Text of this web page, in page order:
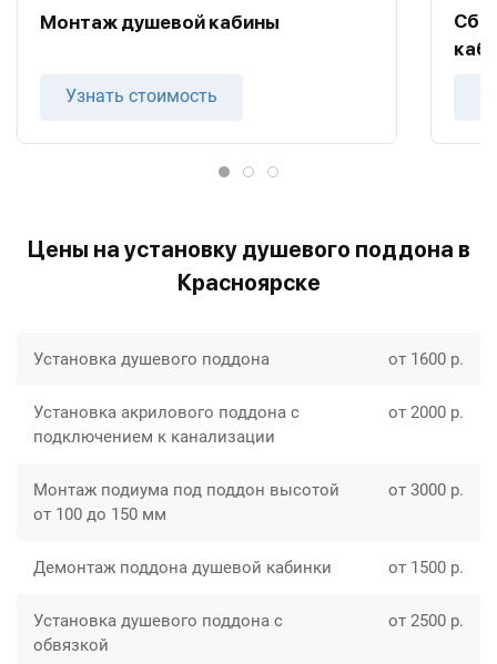
Монтаж душевой кабины
Узнать стоимость
Цены на установку душевого поддона в
Красноярске
Установка душевого поддона от 1600 р.
Установка акрилового поддона с
подключением к канализации
от 2000 р.
Монтаж подиума под поддон высотой
от 100 до 150 мм
от 3000 р.
Демонтаж поддона душевой кабинки от 1500 р.
Установка душевого поддона с
обвязкой
от 2500 р.